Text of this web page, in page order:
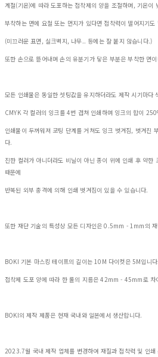
계절(기온)에 따라 도포하는 접착제의 양을 조절하며, 기온이
부착하는 면에 요철 또는 먼지가 있다면 접착력이 떨어지기도
(미끄러운 표면, 실크벽지, 나무.. 등에는 잘 붙지 않습니다.)
또한 손으로 뜯어내며 손의 유분기가 닿은 부분은 부착한 면
모든 인쇄물은 동일한 셋팅값을 유지하더라도 제작 시기마다
CMYK 각 컬러의 잉크를 4번 겹쳐 인쇄하며 잉크의 합이
인쇄물이 두꺼워져 코팅 단계를 거쳐도 잉크 벗겨짐, 벗겨진
다.
진한 컬러가 아니더라도 비닐이 아닌 종이 위에 인쇄 후 약한
때문에
반복된 외부 충격에 의해 인쇄 벗겨짐이 있을 수 있습니다.
또한 재단 기술의 특성상 모든 디자인은 0.5mm - 1mm의 재
BOKI 기본 마스킹 테이프의 길이는 10M 다이컷은 5M입니다.
접착제 도포 양에 따라 한 롤의 지름은 42mm - 45mm로 차
BOKI의 제작 제품은 현재 국내와 일본에서 생산합니다.
2023.7월 국내 제작 업체를 변경하여 재질과 접착력 및 인쇄